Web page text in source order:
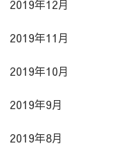
2019年12月
2019年11月
2019年10月
2019年9月
2019年8月